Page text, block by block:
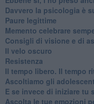
​Davvero la psicologia è
Paure legittime
​Memento celebrare
​Consigli di visione e di
​Il velo oscuro
Resistenza
​Il tempo libero. Il tempo
Ascoltiamo gli
​E se invece di iniziare tu
​Ascolta le tue emozioni